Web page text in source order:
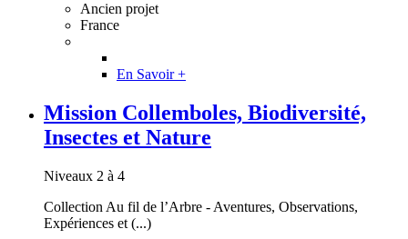
Ancien projet
France
En Savoir +
Mission Collemboles, Biodiversité,
Insectes et Nature
Niveaux 2 à 4
Collection Au fil de l’Arbre - Aventures, Observations,
Expériences et (...)